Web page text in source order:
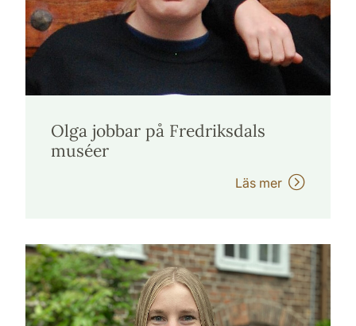
Olga jobbar på Fredriksdals
muséer
Läs mer